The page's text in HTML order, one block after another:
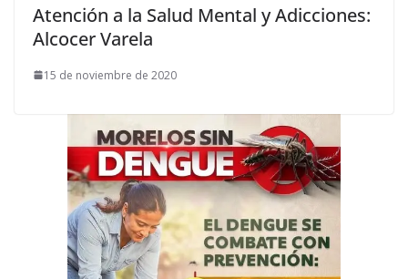
Atención a la Salud Mental y Adicciones:
Alcocer Varela
15 de noviembre de 2020